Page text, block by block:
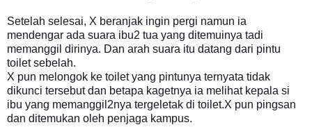
Setelah selesai, X beranjak ingin pergi namun ia
mendengar ada suara ibu2 tua yang ditemuinya tadi
memanggil dirinya. Dan arah suara itu datang dari pintu
toilet sebelah.
X pun melongok ke toilet yang pintunya ternyata tidak
dikunci tersebut dan betapa kagetnya ia melihat kepala si
ibu yang memanggil2nya tergeletak di toilet.X pun pingsan
dan ditemukan oleh penjaga kampus.